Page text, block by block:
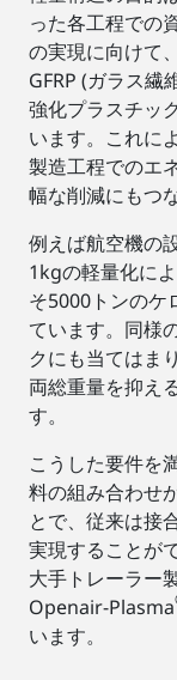
った各工程での
の実現に向けて
GFRP (ガラス繊
強化プラスチッ
います。これに
製造工程でのエ
幅な削減にもつ
例えば航空機の
1kgの軽量化に
そ5000トンのケ
ています。同様
クにも当てはま
両総重量を抑え
す。
こうした要件を
料の組み合わせ
とで、従来は接
実現することが
大手トレーラー
Openair-Plasma
います。